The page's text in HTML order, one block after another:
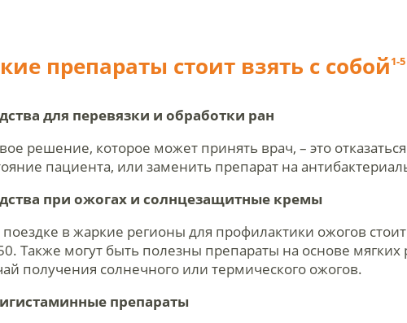
препараты стоит взять с собой1-5
для перевязки и обработки ран
решение, которое может принять врач, – это
пациента, или заменить препарат на
при ожогах и солнцезащитные кремы
в жаркие регионы для профилактики ожогов
Также могут быть полезны препараты на основе
получения солнечного или термического ожогов.
препараты